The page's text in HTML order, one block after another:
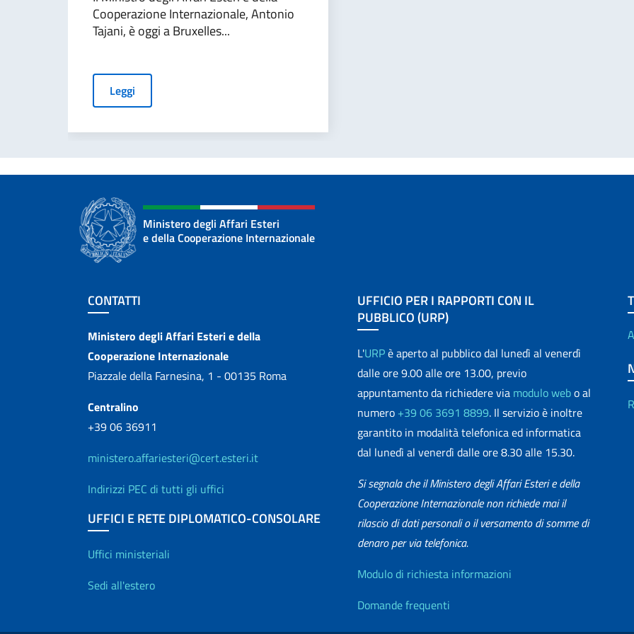
Cooperazione Internazionale, Antonio
Tajani, è oggi a Bruxelles...
Leggi
Ministero degli Affari Esteri
e della Cooperazione Internazionale
Sezione footer
CONTATTI
Contatti
Ministero degli Affari Esteri e della
Cooperazione Internazionale
Piazzale della Farnesina, 1 - 00135 Roma
Centralino
+39 06 36911
ministero.affariesteri@cert.esteri.it
Indirizzi PEC di tutti gli uffici
UFFICI E RETE DIPLOMATICO-CONSOLARE
Uffici e Rete diplomatica
Uffici ministeriali
Sedi all'estero
UFFICIO PER I RAPPORTI CON IL
PUBBLICO (URP)
L'URPè aperto al pubblico dal lunedì al venerdì
dalle ore 9.00 alle ore 13.00, previo
appuntamento da richiedere via modulo webo al
numero +39 06 3691 8899. Il servizio è inoltre
garantito in modalità telefonica ed informatica
dal lunedì al venerdì dalle ore 8.30 alle 15.30.
Si segnala che il Ministero degli Affari Esteri e della
Cooperazione Internazionale non richiede mai il
rilascio di dati personali o il versamento di somme di
denaro per via telefonica.
Info utili
Modulo di richiesta informazioni
Domande frequenti